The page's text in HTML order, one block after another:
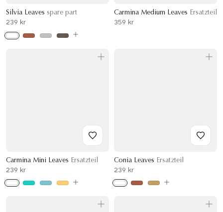
Silvia Leaves spare part
239 kr
Carmina Medium Leaves Ersatzteil
359 kr
Carmina Mini Leaves Ersatzteil
239 kr
Conia Leaves Ersatzteil
239 kr